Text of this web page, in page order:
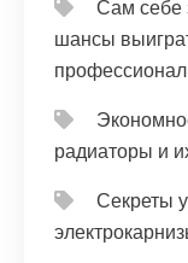
Сам себе
шансы
радиаторы и
Секреты